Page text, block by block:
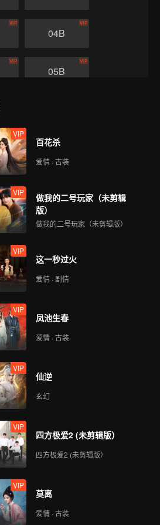
VIP
04B
VIP
VIP
05B
VIP
VIP
07B
VIP
VIP
09B
VIP
10B
VIP
11B
VIP
百花杀
爱情 · 古装
VIP
做我的二号玩家（未剪辑
版）
做我的二号玩家（未剪辑版）
VIP
这一秒过火
爱情 · 剧情
VIP
凤池生春
爱情 · 古装
VIP
仙逆
玄幻
VIP
四方极爱2 (未剪辑版）
四方极爱2 (未剪辑版）
VIP
莫离
爱情 · 古装